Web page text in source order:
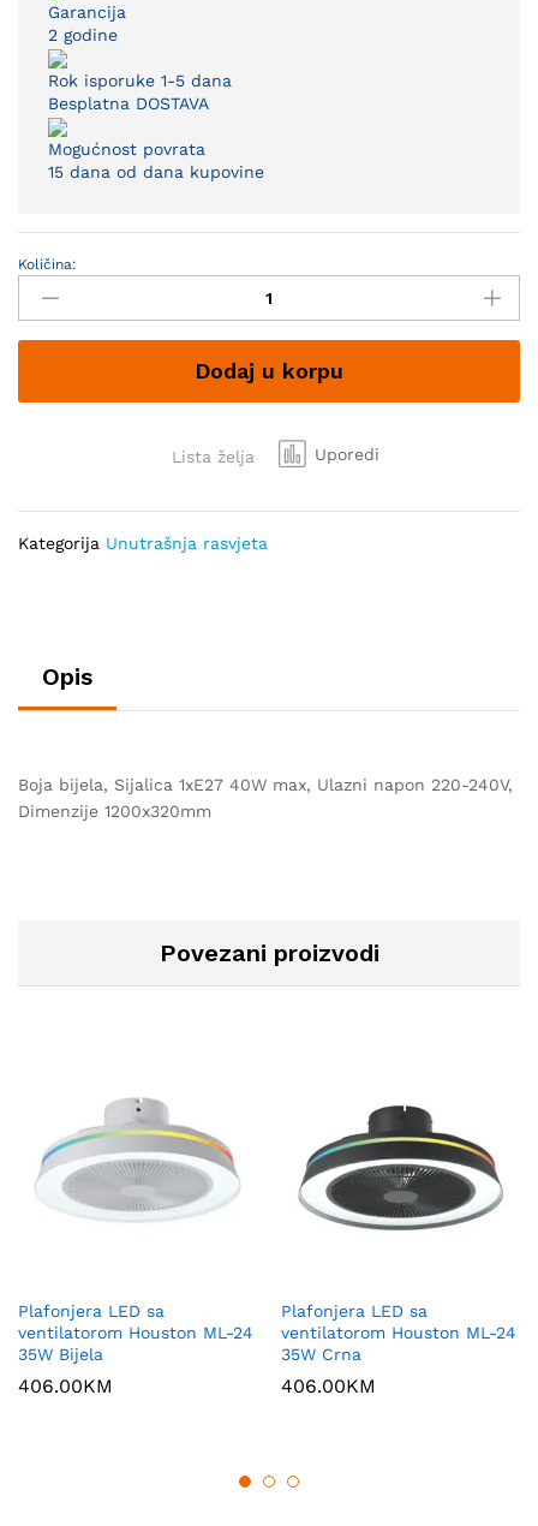
Garancija
2 godine
Rok isporuke 1-5 dana
Besplatna DOSTAVA
Mogućnost povrata
15 dana od dana kupovine
Visilica
Lennon
1XE27
bijela
Količina:
Dodaj u korpu
Lista želja Uporedi
Kategorija Unutrašnja rasvjeta
Opis
Boja bijela, Sijalica 1xE27 40W max, Ulazni napon 220-240V,
Dimenzije 1200x320mm
Povezani proizvodi
Plafonjera LED sa
ventilatorom Houston ML-24
35W Bijela
406.00KM
Plafonjera LED sa
ventilatorom Houston ML-24
35W Crna
406.00KM